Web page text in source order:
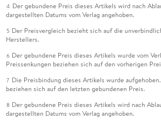
4 Der gebundene Preis dieses Artikels wird nach
dargestellten Datums vom Verlag angehoben.
5 Der Preisvergleich bezieht sich auf die
Herstellers.
6 Der gebundene Preis dieses Artikels wurde vom
Preissenkungen beziehen sich auf den vorherigen
7 Die Preisbindung dieses Artikels wurde
beziehen sich auf den letzten gebundenen Preis.
8 Der gebundene Preis dieses Artikels wird nach
dargestellten Datums vom Verlag angehoben.